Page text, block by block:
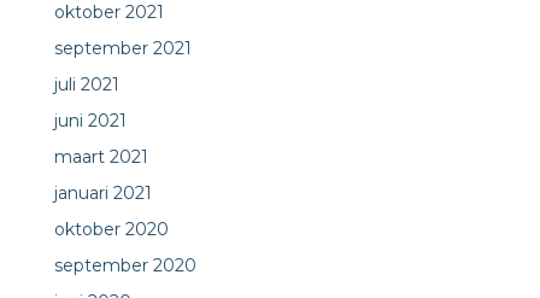
oktober 2021
september 2021
juli 2021
juni 2021
maart 2021
januari 2021
oktober 2020
september 2020